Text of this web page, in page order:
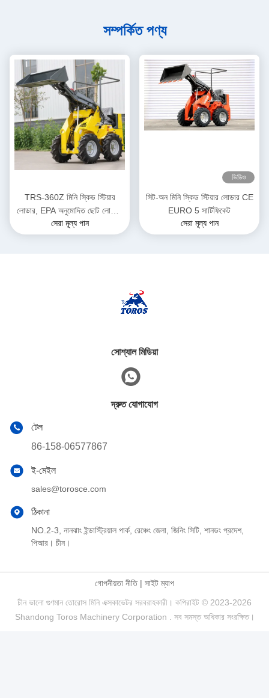
সম্পর্কিত পণ্য
TRS-360Z মিনি স্কিড স্টিয়ার
লোডার, EPA অনুমোদিত ছোট লোডার,
ডিজেল চালিত, একাধিক রঙের বিকল্প
সেরা মূল্য পান
ভিডিও
সিট-অন মিনি স্কিড স্টিয়ার লোডার CE
EURO 5 সার্টিফিকেট
সেরা মূল্য পান
সোশ্যাল মিডিয়া
দ্রুত যোগাযোগ
টেল
86-158-06577867
ই-মেইল
sales@torosce.com
ঠিকানা
NO.2-3, নানঝাং ইন্ডাস্ট্রিয়াল পার্ক, রেঞ্চেং জেলা, জিনিং সিটি, শানডং প্রদেশ,
পিআর। চীন।
গোপনীয়তা নীতি| সাইট ম্যাপ
চীন ভালো গুণমান তোরোস মিনি এক্সকাভেটর সরবরাহকারী। কপিরাইট © 2023-2026
Shandong Toros Machinery Corporation . সব সমস্ত অধিকার সংরক্ষিত।